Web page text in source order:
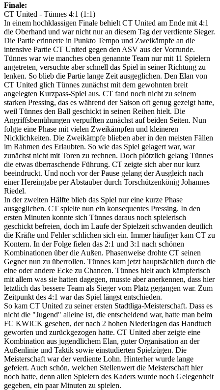
Finale:
CT United - Tünnes 4:1 (1:1)
In einem hochklassigen Finale behielt CT United am Ende mit 4:1
die Oberhand und war nicht nur an diesem Tag der verdiente Sieger.
Die Partie erinnerte in Punkto Tempo und Zweikämpfe an die
intensive Partie CT United gegen den ASV aus der Vorrunde.
Tünnes war wie manches oben genannte Team nur mit 11 Spielern
angetreten, versuchte aber schnell das Spiel in seiner Richtung zu
lenken. So blieb die Partie lange Zeit ausgeglichen. Den Elan von
CT United glich Tünnes zunächst mit dem gewohnten breit
angelegten Kurzpass-Spiel aus. CT fand noch nicht zu seinem
starken Pressing, das es während der Saison oft genug gezeigt hatte,
weil Tünnes den Ball geschickt in seinen Reihen hielt. Die
Angriffsbemühungen verpufften zunächst auf beiden Seiten. Nun
folgte eine Phase mit vielen Zweikämpfen und kleineren
Nicklichkeiten. Die Zweikämpfe blieben aber in den meisten Fällen
im Rahmen des Erlaubten. So wie das Spiel gelagert war, war
zunächst nicht mit Toren zu rechnen. Doch plötzlich gelang Tünnes
die etwas überraschende Führung. CT zeigte sich aber nur kurz
beeindruckt. Und noch vor der Pause gelang der Ausgleich nach
einer Hereingabe per Abstauber durch Torschützenkönig Johannes
Riedel.
In der zweiten Hälfte blieb das Spiel nur eine kurze Phase
ausgeglichen. CT spielte nun ein konsequentes Pressing. In den
ersten Minuten konnte sich Tünnes daraus noch spielerisch
geschickt befreien, doch im Laufe der Spielzeit schwanden deutlich
die Kräfte und Fehler schlichen sich ein. Immer häufiger kam CT zu
Kontern. In der Folge fielen das 2:1 und 3:1 nach schönen
Kombinationen über die Außen. Phasenweise drohte CT seinen
Gegner nun zu überrollen. Tünnes kam jetzt hauptsächlich durch die
eine oder andere Ecke zu Chancen. Tünnes hielt auch kämpferisch
mit allem was sie hatten dagegen, musste aber anerkennen, dass hier
letztlich das bessere Team als Sieger vom Platz gegangen war. Zum
Zeitpunkt des 4:1 war das Spiel längst entschieden.
So kam CT United zu seiner ersten Stadtliga-Meisterschaft. Dass es
nicht die "Jugend" alleine ist, die entscheidend war, hatte man beim
FC KWICK gesehen, der nach 2 hohen Niederlagen das Handtuch
geworfen und zurückgezogen hatte. CT United aber zeigte eine
Kombination aus jugendlichem Elan, guter Organisation an der
Außenlinie und Taktik sowie einstudierten Spielzügen. Die
Meisterschaft war der verdiente Lohn. Hinterher wurde lange
gefeiert. Auch schön, welchen Stellenwert die Meisterschaft hier
noch hatte, denn allen Spielern des Kaders wurde noch Gelegenheit
gegeben, ein paar Minuten zu spielen.